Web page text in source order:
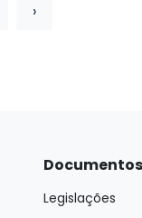
›
Documentos
Legislações